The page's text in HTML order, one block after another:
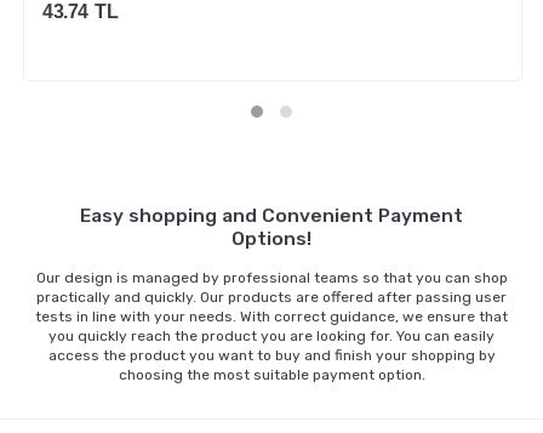
43.74 TL
Easy shopping and Convenient Payment
Options!
Our design is managed by professional teams so that you can shop
practically and quickly. Our products are offered after passing user
tests in line with your needs. With correct guidance, we ensure that
you quickly reach the product you are looking for. You can easily
access the product you want to buy and finish your shopping by
choosing the most suitable payment option.